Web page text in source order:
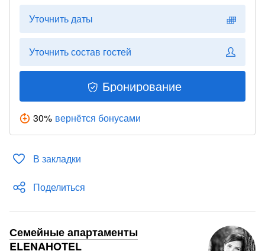
Уточнить даты
Уточнить состав гостей
Бронирование
30% вернётся бонусами
В закладки
Поделиться
Семейные апартаменты
ELENAHOTEL